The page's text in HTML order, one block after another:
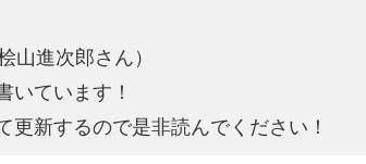
山進次郎さん）
いています！
更新するので是非読んでください！